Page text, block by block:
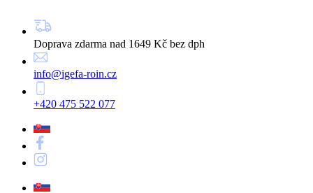
Doprava zdarma nad 1649 Kč bez dph
info@igefa-roin.cz
+420 475 522 077